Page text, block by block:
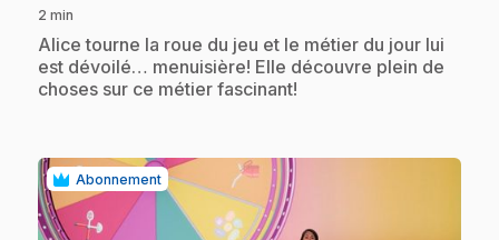
2 min
.Alice tourne la roue du jeu et le métier du jour lui
est dévoilé… menuisière! Elle découvre plein de
choses sur ce métier fascinant!
Abonnement